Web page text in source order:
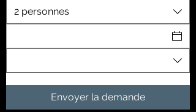
2 personnes
Envoyer la demande